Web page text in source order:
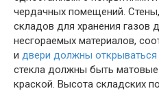
чердачных помещений.
складов для хранения газов
несгораемых материалов,
и двери должны открываться
стекла должны быть
краской. Высота складских